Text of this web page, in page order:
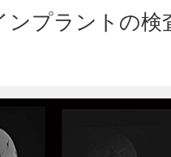
ンプラントの検